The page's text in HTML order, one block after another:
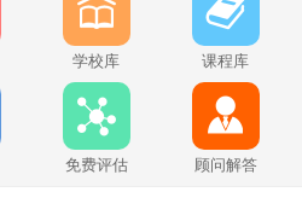
学校库 课程库
免费评估 顾问解答